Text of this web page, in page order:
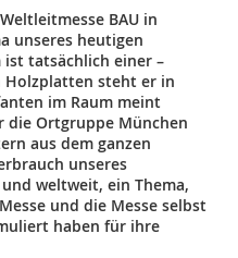
BAU in
unseres heutigen
ist tatsächlich einer –
Holzplatten steht er in
im Raum meint
die Ortgruppe München
aus dem ganzen
unseres
weltweit, ein Thema,
und die Messe selbst
haben für ihre